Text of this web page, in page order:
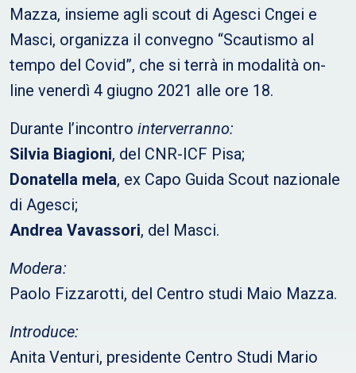
Mazza, insieme agli scout di Agesci Cngei e
Masci, organizza il convegno “Scautismo al
tempo del Covid”, che si terrà in modalità on-
line venerdì 4 giugno 2021 alle ore 18.
Durante l’incontro interverranno:
Silvia Biagioni, del CNR-ICF Pisa;
Donatella mela, ex Capo Guida Scout nazionale
di Agesci;
Andrea Vavassori, del Masci.
Modera:
Paolo Fizzarotti, del Centro studi Maio Mazza.
Introduce:
Anita Venturi, presidente Centro Studi Mario